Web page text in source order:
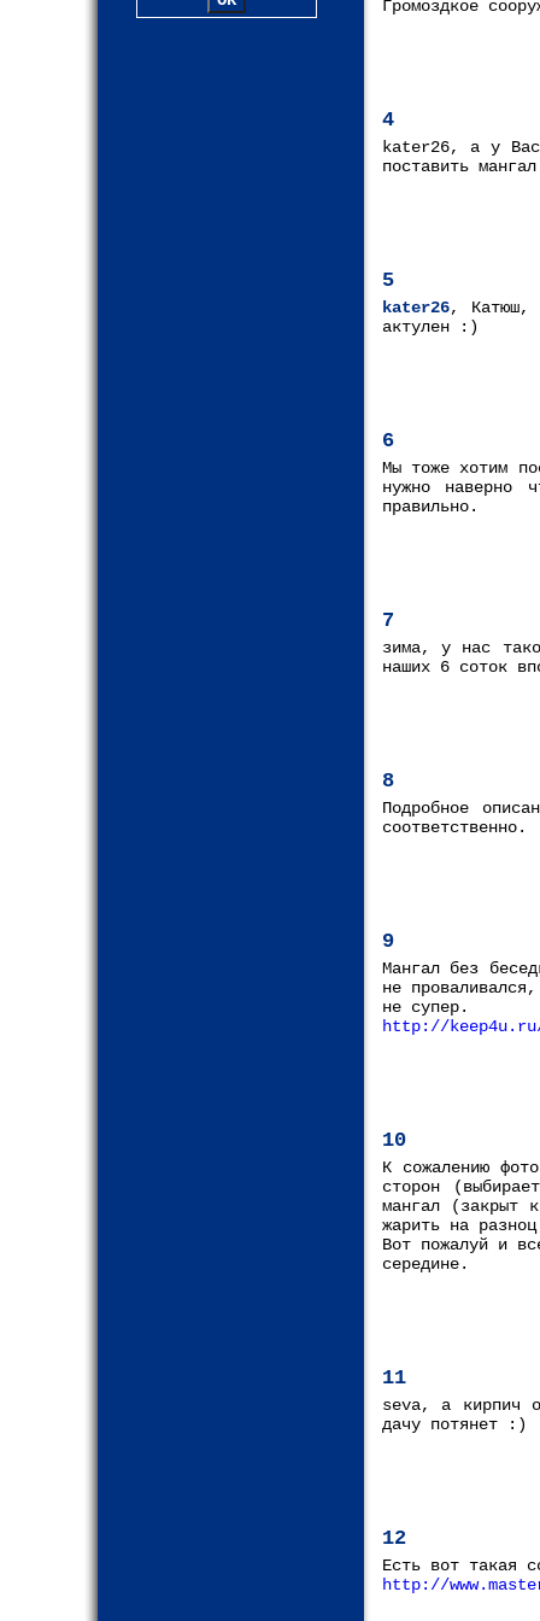
Громоздкое
4
kater26, а у Вас
поставить
5
kater26, Катюш,
актулен :)
6
Мы тоже хотим
нужно наверно
правильно.
7
зима, у нас
наших 6 соток
8
Подробное
соответственно.
9
Мангал без
не
не супер.
http://keep4u.ru/
10
К сожалению
сторон
мангал (закрыт
жарить на
Вот пожалуй и
середине.
11
seva, а кирпич
дачу потянет :)
12
Есть вот такая
http://